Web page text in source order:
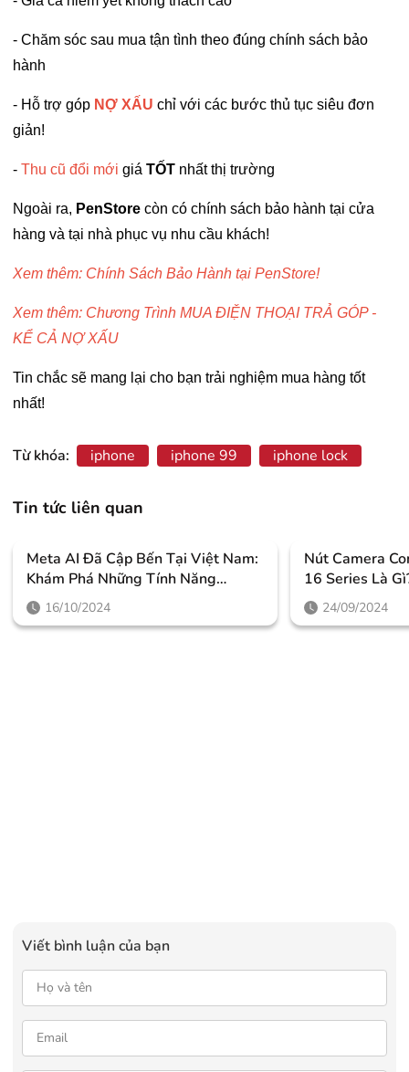
- Chăm sóc sau mua tận tình theo đúng chính sách bảo
hành
- Hỗ trợ góp NỢ XẤU chỉ với các bước thủ tục siêu đơn
giản!
- Thu cũ đổi mới giá TỐT nhất thị trường
Ngoài ra, PenStore còn có chính sách bảo hành tại cửa
hàng và tại nhà phục vụ nhu cầu khách!
Xem thêm: Chính Sách Bảo Hành tại PenStore!
Xem thêm: Chương Trình MUA ĐIỆN THOẠI TRẢ GÓP -
KỂ CẢ NỢ XẤU
Tin chắc sẽ mang lại cho bạn trải nghiệm mua hàng tốt
nhất!
Từ khóa: iphone iphone 99 iphone lock
Tin tức liên quan
Meta AI Đã Cập Bến Tại Việt Nam:
Khám Phá Những Tính Năng
Thông Minh Giúp Người Dùng
Nâng Tầm Trải Nghiệm
16/10/2024
Nút Camera
16 Series Là
Như Thế Nào?
24/09/2024
Viết bình luận của bạn